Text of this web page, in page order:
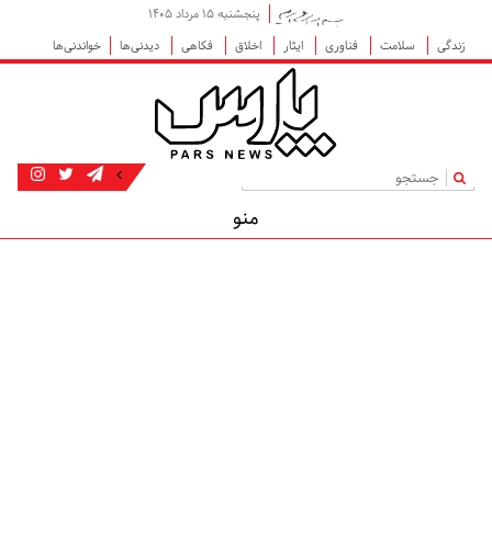
پنجشنبه ۱۵ مرداد ۱۴۰۵
زندگی
سلامت فناوری ایثار اخلاق فکاهی دیدنی‌ها خواندنی‌ها
|
منو